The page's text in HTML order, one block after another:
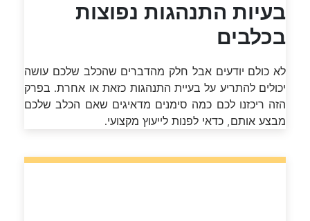
בעיות התנהגות נפוצות
בכלבים
לא כולם יודעים אבל חלק מהדברים שהכלב שלכם עושה
יכולים להתריע על בעיית התנהגות כזאת או אחרת. בפרק
הזה ריכזנו לכם כמה סימנים מדאיגים שאם הכלב שלכם
מבצע אותם, כדאי לפנות לייעוץ מקצועי.